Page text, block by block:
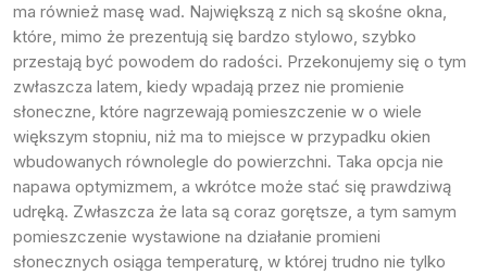
ma również masę wad. Największą z nich są skośne okna,
które, mimo że prezentują się bardzo stylowo, szybko
przestają być powodem do radości. Przekonujemy się o tym
zwłaszcza latem, kiedy wpadają przez nie promienie
słoneczne, które nagrzewają pomieszczenie w o wiele
większym stopniu, niż ma to miejsce w przypadku okien
wbudowanych równolegle do powierzchni. Taka opcja nie
napawa optymizmem, a wkrótce może stać się prawdziwą
udręką. Zwłaszcza że lata są coraz gorętsze, a tym samym
pomieszczenie wystawione na działanie promieni
słonecznych osiąga temperaturę, w której trudno nie tylko